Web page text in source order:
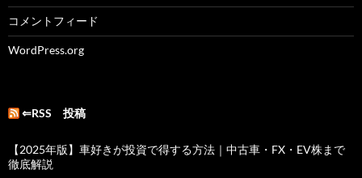
コメントフィード
WordPress.org
⇐RSS 投稿
【2025年版】車好きが投資で得する方法｜中古車・FX・EV株まで
徹底解説